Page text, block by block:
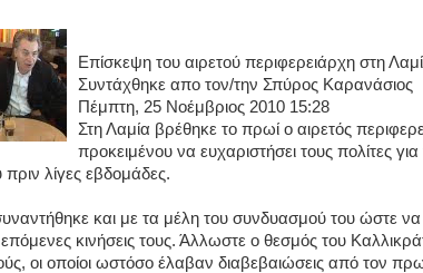
Επίσκεψη του αιρετού περιφερειάρχη στη
Συντάχθηκε απο τον/την Σπύρος Καρανάσιος
Πέμπτη, 25 Νοέμβριος 2010 15:28
Στη Λαμία βρέθηκε το πρωί ο αιρετός
προκειμένου να ευχαριστήσει τους πολίτες
λίγες εβδομάδες.
και με τα μέλη του συνδυασμού του ώστε
επόμενες κινήσεις τους. Άλλωστε ο θεσμός του
οι οποίοι ωστόσο έλαβαν διαβεβαιώσεις από τον